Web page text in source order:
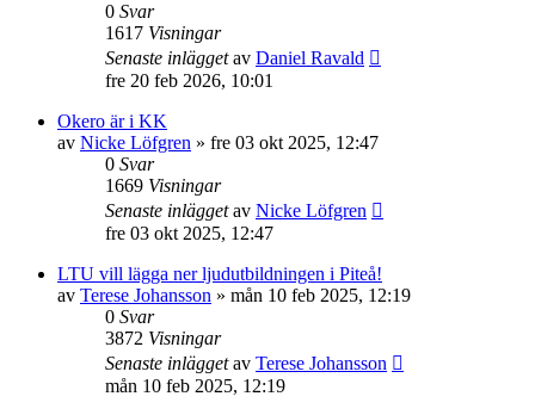
0 Svar
1617 Visningar
Senaste inläggetav Daniel Ravald
fre 20 feb 2026, 10:01
Okero är i KK
av Nicke Löfgren » fre 03 okt 2025, 12:47
0 Svar
1669 Visningar
Senaste inläggetav Nicke Löfgren
fre 03 okt 2025, 12:47
LTU vill lägga ner ljudutbildningen i Piteå!
av Terese Johansson » mån 10 feb 2025, 12:19
0 Svar
3872 Visningar
Senaste inläggetav Terese Johansson
mån 10 feb 2025, 12:19